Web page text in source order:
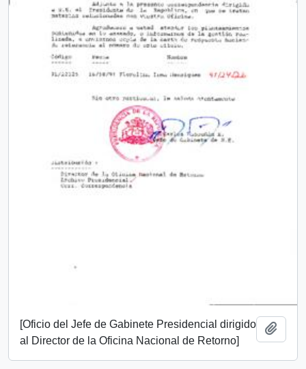
[Oficio del Jefe de Gabinete Presidencial dirigido
al Director de la Oficina Nacional de Retorno]